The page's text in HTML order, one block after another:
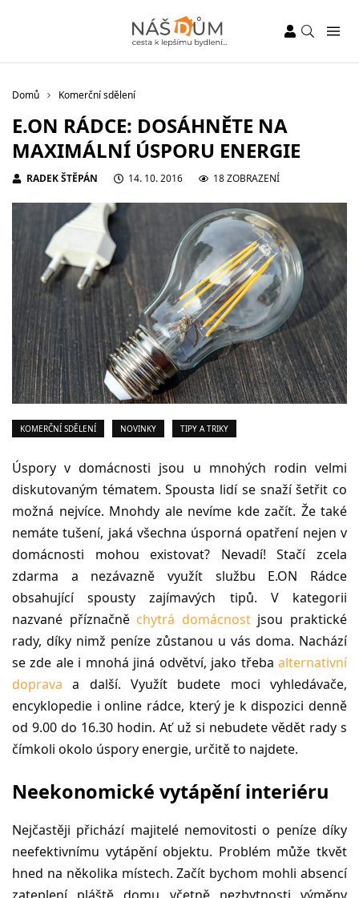
Domů Komerční sdělení
E.ON RÁDCE: DOSÁHNĚTE NA
MAXIMÁLNÍ ÚSPORU ENERGIE
RADEK ŠTĚPÁN 14. 10. 2016 18 ZOBRAZENÍ
KOMERČNÍ SDĚLENÍ NOVINKY TIPY A TRIKY
Úspory v domácnosti jsou u mnohých rodin velmi
diskutovaným tématem. Spousta lidí se snaží šetřit co
možná nejvíce. Mnohdy ale nevíme kde začít. Že také
nemáte tušení, jaká všechna úsporná opatření nejen v
domácnosti mohou existovat? Nevadí! Stačí zcela
zdarma a nezávazně využít službu E.ON Rádce
obsahující spousty zajímavých tipů. V kategorii
nazvané příznačně chytrá domácnostjsou praktické
rady, díky nimž peníze zůstanou u vás doma. Nachází
se zde ale i mnohá jiná odvětví, jako třeba alternativní
doprava a další. Využít budete moci vyhledávače,
encyklopedie i online rádce, který je k dispozici denně
od 9.00 do 16.30 hodin. Ať už si nebudete vědět rady s
čímkoli okolo úspory energie, určitě to najdete.
Neekonomické vytápění interiéru
Nejčastěji přichází majitelé nemovitosti o peníze díky
neefektivnímu vytápění objektu. Problém může tkvět
hned na několika místech. Začít bychom mohli absencí